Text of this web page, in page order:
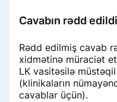
Cavabın rədd
Rədd edilmiş cavab
xidmətinə müraciət
LK vasitəsilə
(klinikaların
cavablar üçün).